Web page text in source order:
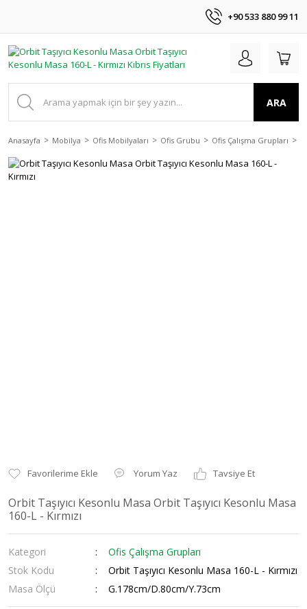
+90 533 880 99 11
ARA
Anasayfa Mobilya Ofis Mobilyaları Ofis Grubu Ofis Çalışma Grupları
Yorum Yaz Tavsiye Et
Orbit Taşıyıcı Kesonlu Masa Orbit Taşıyıcı Kesonlu Masa
160-L - Kırmızı
Kategori
Ofis Çalışma Grupları
Stok Kodu
Orbit Taşıyıcı Kesonlu Masa 160-L - Kırmızı
Masa Ölçü
G.178cm/D.80cm/Y.73cm